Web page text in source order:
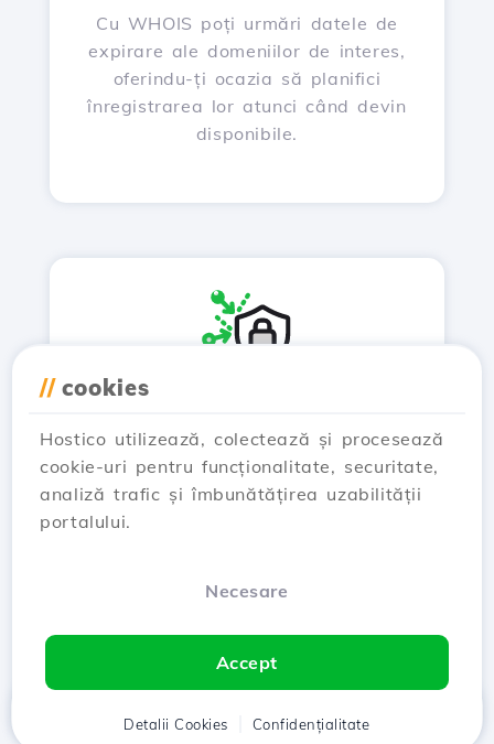
Cu WHOIS poți urmări datele de
expirare ale domeniilor de interes,
oferindu-ți ocazia să planifici
înregistrarea lor atunci când devin
disponibile.
Serviciul WHOIS permite
identificarea domeniilor înregistrate
de potențiali concurenți sau
// cookies
Hostico utilizează, colectează și procesează
cookie-uri pentru funcționalitate, securitate,
analiză trafic și îmbunătățirea uzabilității
portalului.
Necesare
Accept
Detalii Cookies Confidențialitate
Client Coș Chat